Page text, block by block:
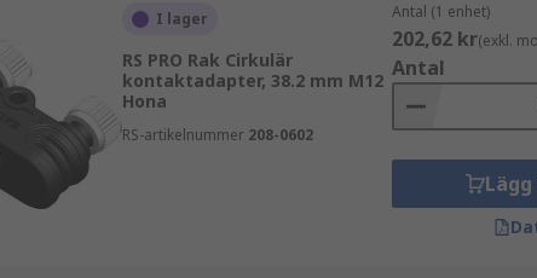
I lager
RS PRO Rak Cirkulär
kontaktadapter, 38.2 mm M12
Hona
RS-artikelnummer 208-0602
Antal (1 enhet)
202,62 kr(exkl.
Antal